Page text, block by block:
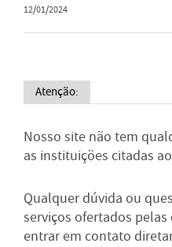
12/01/2024
Atenção:
Nosso site não tem
as instituições citadas
Qualquer dúvida ou
serviços ofertados pelas
entrar em contato